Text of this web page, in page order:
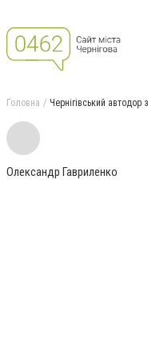
Головна Чернігівський
Олександр Гавриленко